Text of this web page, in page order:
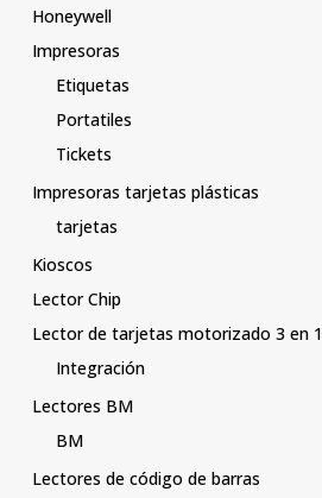
Honeywell
Impresoras
Etiquetas
Portatiles
Tickets
Impresoras tarjetas plásticas
tarjetas
Kioscos
Lector Chip
Lector de tarjetas motorizado 3 en 1
Integración
Lectores BM
BM
Lectores de código de barras